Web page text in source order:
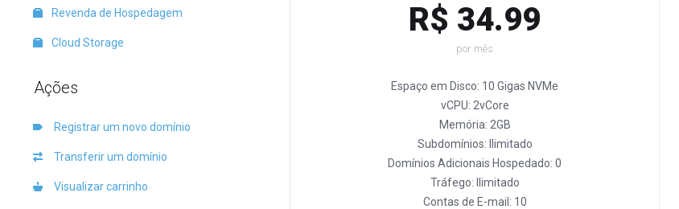
Revenda de Hospedagem
Cloud Storage
Ações
Registrar um novo domínio
Transferir um domínio
Visualizar carrinho
R$ 34.99
por mês
Espaço em Disco: 10 Gigas NVMe
vCPU: 2vCore
Memória: 2GB
Subdomínios: Ilimitado
Domínios Adicionais Hospedado: 0
Tráfego: Ilimitado
Contas de E-mail: 10